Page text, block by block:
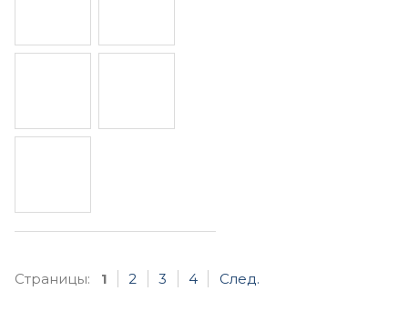
Страницы: 1 2 3 4 След.